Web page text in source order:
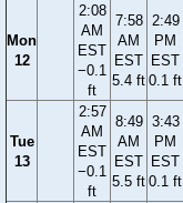
Mon
12
2:08
AM
EST
−0.1
ft
7:58
AM
EST
5.4 ft
2:49
PM
EST
0.1 ft
Tue
13
2:57
AM
EST
−0.1
ft
8:49
AM
EST
5.5 ft
3:43
PM
EST
0.1 ft